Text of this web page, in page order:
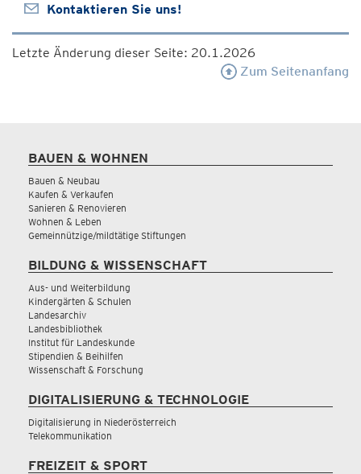
Kontaktieren Sie uns!
Letzte Änderung dieser Seite: 20.1.2026
Zum Seitenanfang
BAUEN & WOHNEN
Bauen & Neubau
Kaufen & Verkaufen
Sanieren & Renovieren
Wohnen & Leben
Gemeinnützige/mildtätige Stiftungen
BILDUNG & WISSENSCHAFT
Aus- und Weiterbildung
Kindergärten & Schulen
Landesarchiv
Landesbibliothek
Institut für Landeskunde
Stipendien & Beihilfen
Wissenschaft & Forschung
DIGITALISIERUNG & TECHNOLOGIE
Digitalisierung in Niederösterreich
Telekommunikation
FREIZEIT & SPORT